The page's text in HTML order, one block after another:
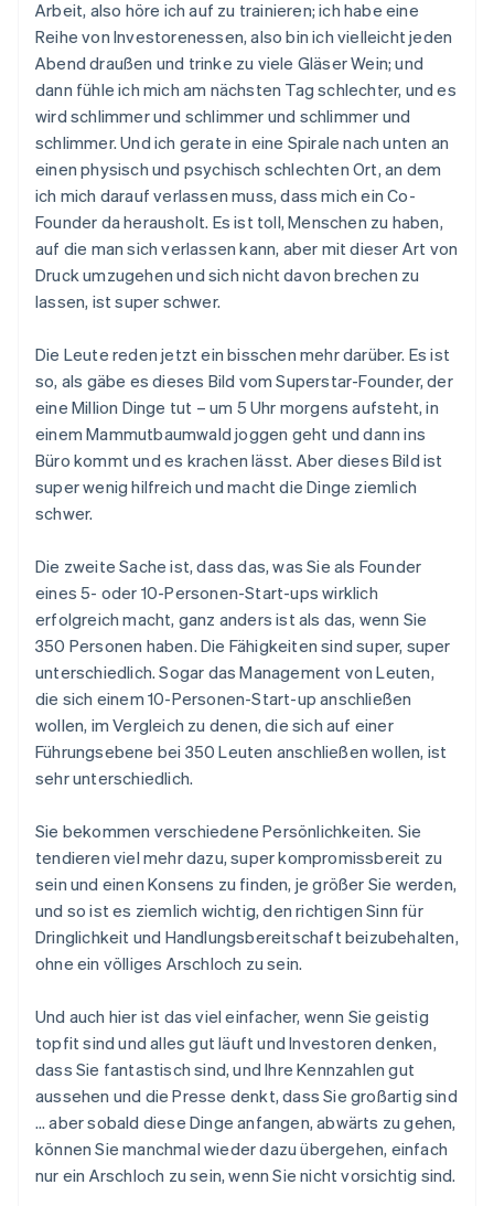
Arbeit, also höre ich auf zu trainieren; ich habe eine
Reihe von Investorenessen, also bin ich vielleicht jeden
Abend draußen und trinke zu viele Gläser Wein; und
dann fühle ich mich am nächsten Tag schlechter, und es
wird schlimmer und schlimmer und schlimmer und
schlimmer. Und ich gerate in eine Spirale nach unten an
einen physisch und psychisch schlechten Ort, an dem
ich mich darauf verlassen muss, dass mich ein Co-
Founder da herausholt. Es ist toll, Menschen zu haben,
auf die man sich verlassen kann, aber mit dieser Art von
Druck umzugehen und sich nicht davon brechen zu
lassen, ist super schwer.
Die Leute reden jetzt ein bisschen mehr darüber. Es ist
so, als gäbe es dieses Bild vom Superstar-Founder, der
eine Million Dinge tut – um 5 Uhr morgens aufsteht, in
einem Mammutbaumwald joggen geht und dann ins
Büro kommt und es krachen lässt. Aber dieses Bild ist
super wenig hilfreich und macht die Dinge ziemlich
schwer.
Die zweite Sache ist, dass das, was Sie als Founder
eines 5- oder 10-Personen-Start-ups wirklich
erfolgreich macht, ganz anders ist als das, wenn Sie
350 Personen haben. Die Fähigkeiten sind super, super
unterschiedlich. Sogar das Management von Leuten,
die sich einem 10-Personen-Start-up anschließen
wollen, im Vergleich zu denen, die sich auf einer
Führungsebene bei 350 Leuten anschließen wollen, ist
sehr unterschiedlich.
Sie bekommen verschiedene Persönlichkeiten. Sie
tendieren viel mehr dazu, super kompromissbereit zu
sein und einen Konsens zu finden, je größer Sie werden,
und so ist es ziemlich wichtig, den richtigen Sinn für
Dringlichkeit und Handlungsbereitschaft beizubehalten,
ohne ein völliges Arschloch zu sein.
Und auch hier ist das viel einfacher, wenn Sie geistig
topfit sind und alles gut läuft und Investoren denken,
dass Sie fantastisch sind, und Ihre Kennzahlen gut
aussehen und die Presse denkt, dass Sie großartig sind
… aber sobald diese Dinge anfangen, abwärts zu gehen,
können Sie manchmal wieder dazu übergehen, einfach
nur ein Arschloch zu sein, wenn Sie nicht vorsichtig sind.